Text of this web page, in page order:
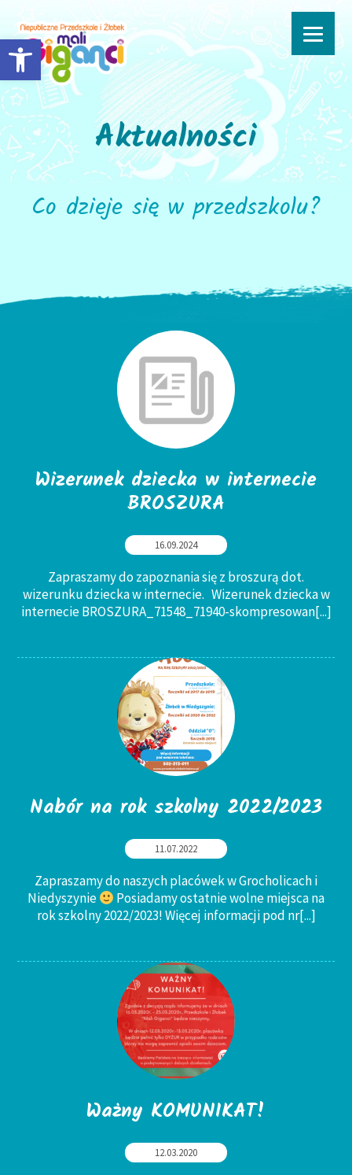
Open toolbar
Aktualności
Co dzieje się w przedszkolu?
Wizerunek dziecka w internecie
BROSZURA
16.09.2024
Zapraszamy do zapoznania się z broszurą dot.
wizerunku dziecka w internecie. Wizerunek dziecka w
internecie BROSZURA_71548_71940-skompresowan[...]
Nabór na rok szkolny 2022/2023
11.07.2022
Zapraszamy do naszych placówek w Grocholicach i
Niedyszynie
Posiadamy ostatnie wolne miejsca na
rok szkolny 2022/2023! Więcej informacji pod nr[...]
Ważny KOMUNIKAT!
12.03.2020